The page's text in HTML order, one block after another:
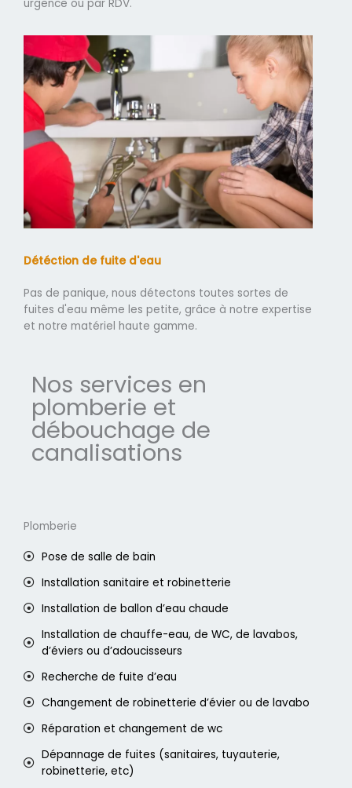
urgence ou par RDV.
Détéction de fuite d'eau
Pas de panique, nous détectons toutes sortes de
fuites d'eau même les petite, grâce à notre expertise
et notre matériel haute gamme.
Nos services en
plomberie et
débouchage de
canalisations
Plomberie
Pose de salle de bain
Installation sanitaire et robinetterie
Installation de ballon d’eau chaude
Installation de chauffe-eau, de WC, de lavabos,
d’éviers ou d’adoucisseurs
Recherche de fuite d’eau
Changement de robinetterie d’évier ou de lavabo
Réparation et changement de wc
Dépannage de fuites (sanitaires, tuyauterie,
robinetterie, etc)